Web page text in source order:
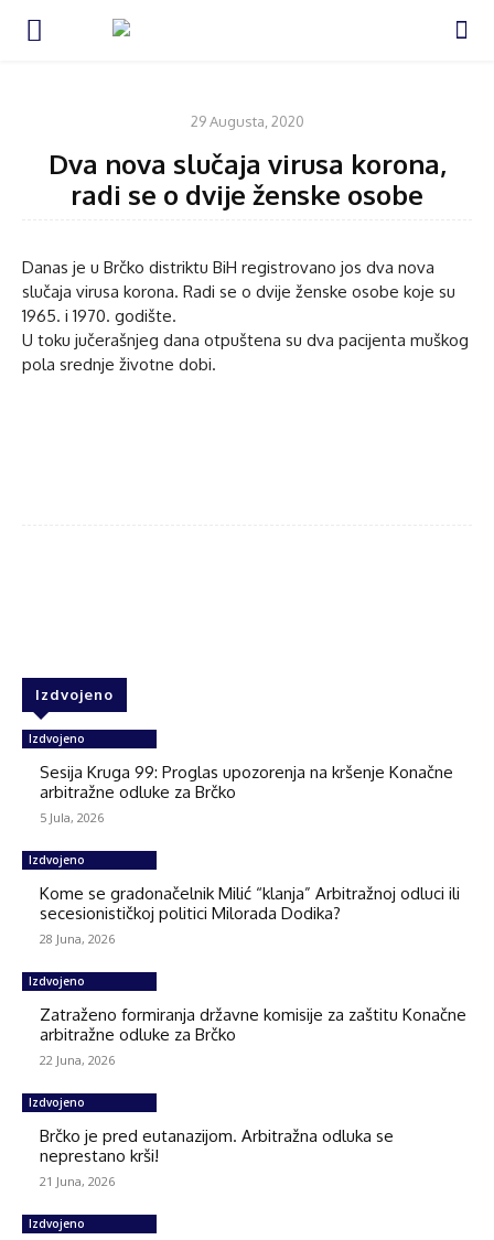
29 Augusta, 2020
Dva nova slučaja virusa korona,
radi se o dvije ženske osobe
Danas je u Brčko distriktu BiH registrovano jos dva nova
slučaja virusa korona. Radi se o dvije ženske osobe koje su
1965. i 1970. godište.
U toku jučerašnjeg dana otpuštena su dva pacijenta muškog
pola srednje životne dobi.
Izdvojeno
Izdvojeno
Sesija Kruga 99: Proglas upozorenja na kršenje Konačne
arbitražne odluke za Brčko
5 Jula, 2026
Izdvojeno
Kome se gradonačelnik Milić “klanja” Arbitražnoj odluci ili
secesionističkoj politici Milorada Dodika?
28 Juna, 2026
Izdvojeno
Zatraženo formiranja državne komisije za zaštitu Konačne
arbitražne odluke za Brčko
22 Juna, 2026
Izdvojeno
Brčko je pred eutanazijom. Arbitražna odluka se
neprestano krši!
21 Juna, 2026
Izdvojeno